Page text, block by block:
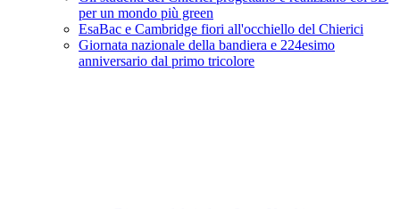
per un mondo più green
EsaBac e Cambridge fiori all'occhiello del Chierici
Giornata nazionale della bandiera e 224esimo
anniversario dal primo tricolore